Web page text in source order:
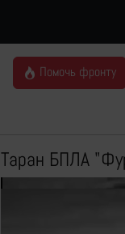
Помочь фронту
Таран БПЛА